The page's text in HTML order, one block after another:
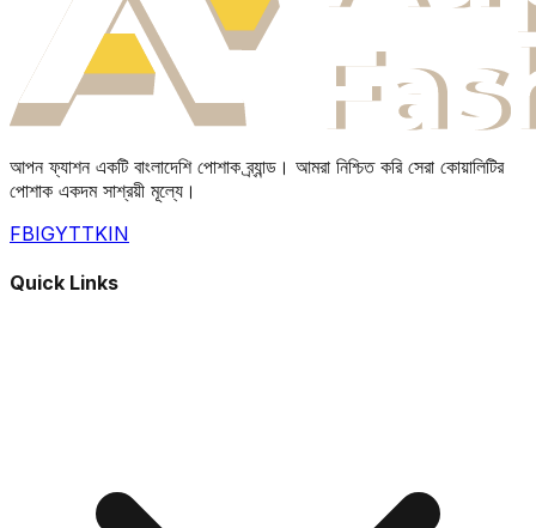
আপন ফ্যাশন একটি বাংলাদেশি পোশাক ব্র্যান্ড। আমরা নিশ্চিত করি সেরা কোয়ালিটির
পোশাক একদম সাশ্রয়ী মূল্যে।
FBIGYTTKIN
Quick Links